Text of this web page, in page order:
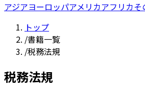
アジアヨーロッパアメリカアフリカそ
トップ
/書籍一覧
/税務法規
税務法規